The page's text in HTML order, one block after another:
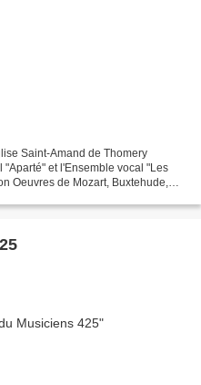
Saint-Amand de Thomery
et l'Ensemble vocal "Les
Oeuvres de Mozart, Buxtehude,